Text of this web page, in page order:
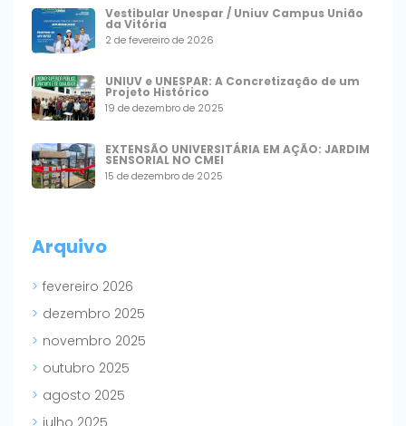
Vestibular Unespar / Uniuv Campus União
da Vitória
2 de fevereiro de 2026
UNIUV e UNESPAR: A Concretização de um
Projeto Histórico
19 de dezembro de 2025
EXTENSÃO UNIVERSITÁRIA EM AÇÃO: JARDIM
SENSORIAL NO CMEI
15 de dezembro de 2025
Arquivo
fevereiro 2026
dezembro 2025
novembro 2025
outubro 2025
agosto 2025